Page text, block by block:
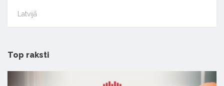
Latvijā
Top raksti